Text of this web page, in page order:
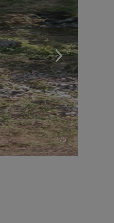
1/5